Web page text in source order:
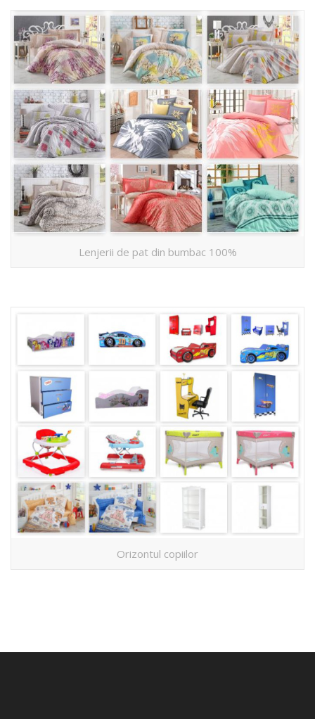
Lenjerii de pat din bumbac 100%
Orizontul copiilor